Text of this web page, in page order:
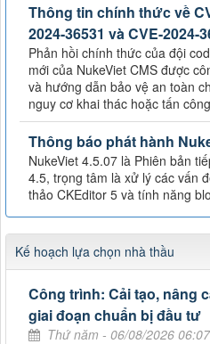
Thông tin chính thức về
2024-36531 và CVE-2024-
Phản hồi chính thức của đội
mới của NukeViet CMS được
và hướng dẫn bảo vệ an toàn
nguy cơ khai thác hoặc tấn
Thông báo phát hành
NukeViet 4.5.07 là Phiên bản
4.5, trọng tâm là xử lý các vấn
thảo CKEditor 5 và tính năng
Kế hoạch lựa chọn nhà thầu
Công trình: Cải tạo, nâng
giai đoạn chuẩn bị đầu tư
Thứ năm - 06/08/2026 06:07